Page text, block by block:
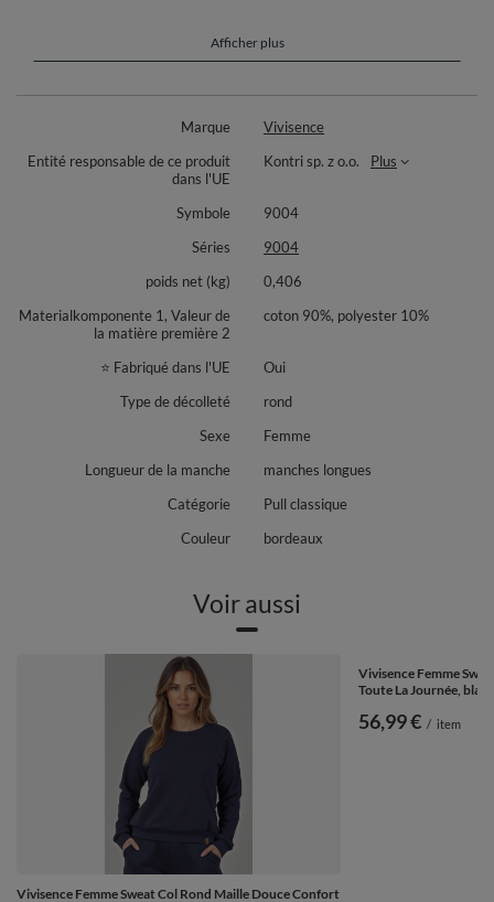
longues signent un style épuré, facile à intégrer à vos looks casual. Sans
motif, il s’associe aisément à un jean ou à un pantalon de jogging, en
et les coutures régulières renforcent son allure soignée et intemporelle.
de garde robe capsule, pensée pour durer au fil des saisons.
Sweat disponible dans les coloris suivants : Banane, Bleu ciel, Noir, Olive,
Composition: 90% coton, 10% polyester.
Afficher plus
Marque
Vivisence
Entité responsable de ce produit
dans l'UE
Kontri sp. z o.o. Plus
Symbole
9004
Séries
9004
poids net (kg)
0,406
Materialkomponente 1, Valeur de
la matière première 2
coton 90%, polyester 10%
⭐ Fabriqué dans l'UE
Oui
Type de décolleté
rond
Sexe
Femme
Longueur de la manche
manches longues
Catégorie
Pull classique
Couleur
bordeaux
Voir aussi
Vivisence Femme Sweat Col Rond Maille Douce Confort
Vivisence Femme
Toute La Journée, blanc
56,99 € / item